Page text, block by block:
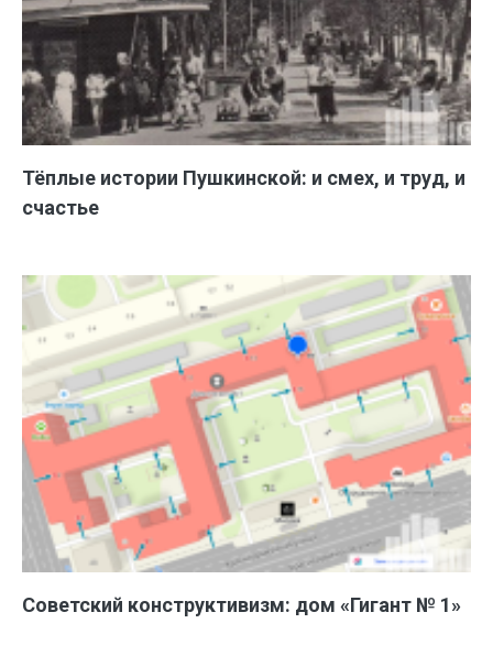
Тёплые истории Пушкинской: и смех, и труд, и
счастье
Советский конструктивизм: дом «Гигант № 1»